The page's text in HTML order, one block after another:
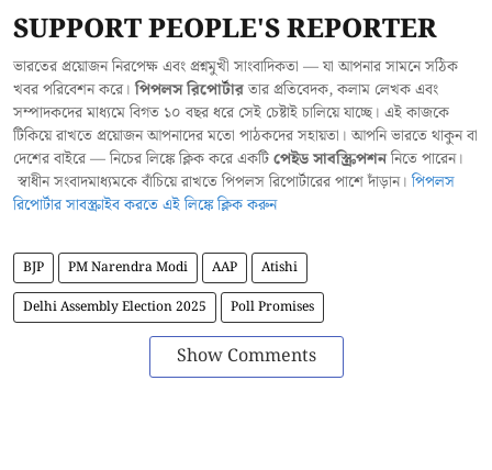
SUPPORT PEOPLE'S REPORTER
ভারতের প্রয়োজন নিরপেক্ষ এবং প্রশ্নমুখী সাংবাদিকতা — যা আপনার সামনে সঠিক
খবর পরিবেশন করে।পিপলস রিপোর্টারতার প্রতিবেদক, কলাম লেখক এবং
সম্পাদকদের মাধ্যমে বিগত ১০ বছর ধরে সেই চেষ্টাই চালিয়ে যাচ্ছে। এই কাজকে
টিকিয়ে রাখতে প্রয়োজন আপনাদের মতো পাঠকদের সহায়তা। আপনি ভারতে থাকুন বা
দেশের বাইরে — নিচের লিঙ্কে ক্লিক করে একটিপেইড সাবস্ক্রিপশননিতে পারেন।
স্বাধীন সংবাদমাধ্যমকে বাঁচিয়ে রাখতে পিপলস রিপোর্টারের পাশে দাঁড়ান।পিপলস
রিপোর্টার সাবস্ক্রাইব করতে এই লিঙ্কে ক্লিক করুন
BJP PM Narendra Modi AAP
Atishi
Delhi Assembly Election 2025
Poll Promises
Show Comments